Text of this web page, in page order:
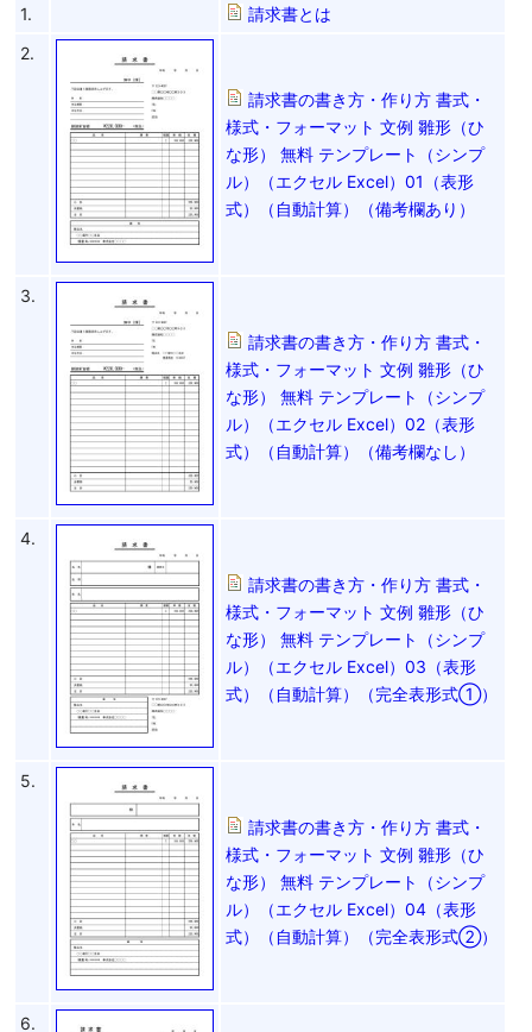
1.
請求書とは
2.
請求書の書き方・作り方 書式・
様式・フォーマット 文例 雛形（ひ
な形） 無料 テンプレート（シンプ
ル）（エクセル Excel）01（表形
式）（自動計算）（備考欄あり）
3.
請求書の書き方・作り方 書式・
様式・フォーマット 文例 雛形（ひ
な形） 無料 テンプレート（シンプ
ル）（エクセル Excel）02（表形
式）（自動計算）（備考欄なし）
4.
請求書の書き方・作り方 書式・
様式・フォーマット 文例 雛形（ひ
な形） 無料 テンプレート（シンプ
ル）（エクセル Excel）03（表形
式）（自動計算）（完全表形式①）
5.
請求書の書き方・作り方 書式・
様式・フォーマット 文例 雛形（ひ
な形） 無料 テンプレート（シンプ
ル）（エクセル Excel）04（表形
式）（自動計算）（完全表形式②）
6.